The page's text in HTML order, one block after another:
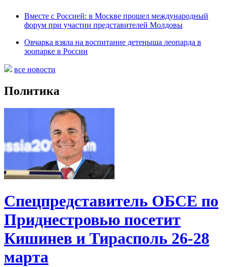
Вместе с Россией: в Москве прошел международный
форум при участии представителей Молдовы
Овчарка взяла на воспитание детеныша леопарда в
зоопарке в России
все новости
Политика
Спецпредставитель ОБСЕ по
Приднестровью посетит
Кишинев и Тирасполь 26-28
марта